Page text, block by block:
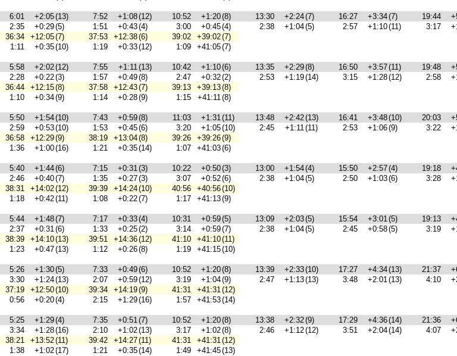
6:01 +2:05(13) 7:52 +1:08(12) 10:52 +1:20(8) 13:30 +2:24(7) 16:27 +3:34(7) 19:44
2:35 +0:29(5) 1:51 +0:43(4) 3:00 +0:45(4) 2:38 +1:04(5) 2:57 +1:10(11) 3:17
36:34 +12:05(7) 37:53 +12:38(6) 39:02 +39:02(7)
1:11 +0:35(10) 1:19 +0:33(12) 1:09 +41:05(7)
5:58 +2:02(12) 7:55 +1:11(13) 10:42 +1:10(6) 13:35 +2:29(8) 16:50 +3:57(11) 19:48
2:28 +0:22(3) 1:57 +0:49(8) 2:47 +0:32(2) 2:53 +1:19(14) 3:15 +1:28(12) 2:58
36:44 +12:15(8) 37:58 +12:43(7) 39:13 +39:13(8)
1:10 +0:34(9) 1:14 +0:28(9) 1:15 +41:11(8)
5:50 +1:54(10) 7:43 +0:59(8) 11:03 +1:31(11) 13:48 +2:42(13) 16:41 +3:48(10) 20:03
2:59 +0:53(10) 1:53 +0:45(6) 3:20 +1:05(10) 2:45 +1:11(11) 2:53 +1:06(9) 3:22
36:58 +12:29(9) 38:19 +13:04(8) 39:26 +39:26(9)
1:36 +1:00(16) 1:21 +0:35(14) 1:07 +41:03(6)
5:40 +1:44(6) 7:15 +0:31(3) 10:22 +0:50(3) 13:00 +1:54(4) 15:50 +2:57(4) 19:18
2:46 +0:40(7) 1:35 +0:27(3) 3:07 +0:52(6) 2:38 +1:04(5) 2:50 +1:03(6) 3:28
38:31 +14:02(12) 39:39 +14:24(10) 40:56 +40:56(10)
1:18 +0:42(11) 1:08 +0:22(7) 1:17 +41:13(9)
5:44 +1:48(7) 7:17 +0:33(4) 10:31 +0:59(5) 13:09 +2:03(5) 15:54 +3:01(5) 19:13
2:37 +0:31(6) 1:33 +0:25(2) 3:14 +0:59(7) 2:38 +1:04(5) 2:45 +0:58(5) 3:19
38:39 +14:10(13) 39:51 +14:36(12) 41:10 +41:10(11)
1:23 +0:47(13) 1:12 +0:26(8) 1:19 +41:15(10)
5:26 +1:30(5) 7:33 +0:49(6) 10:52 +1:20(8) 13:39 +2:33(10) 17:27 +4:34(13) 21:37
3:30 +1:24(13) 2:07 +0:59(12) 3:19 +1:04(9) 2:47 +1:13(13) 3:48 +2:01(13) 4:10
37:19 +12:50(10) 39:34 +14:19(9) 41:31 +41:31(12)
0:56 +0:20(4) 2:15 +1:29(16) 1:57 +41:53(14)
5:25 +1:29(4) 7:35 +0:51(7) 10:52 +1:20(8) 13:38 +2:32(9) 17:29 +4:36(14) 21:36
3:34 +1:28(16) 2:10 +1:02(13) 3:17 +1:02(8) 2:46 +1:12(12) 3:51 +2:04(14) 4:07
38:21 +13:52(11) 39:42 +14:27(11) 41:31 +41:31(12)
1:38 +1:02(17) 1:21 +0:35(14) 1:49 +41:45(13)